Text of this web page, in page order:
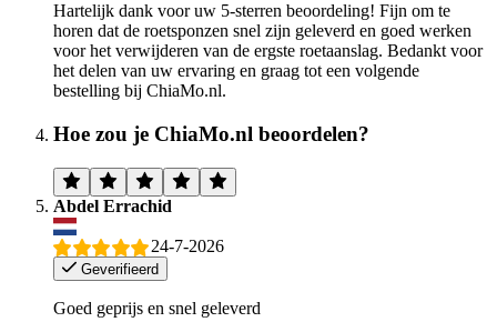
Hartelijk dank voor uw 5-sterren beoordeling! Fijn om te
horen dat de roetsponzen snel zijn geleverd en goed werken
voor het verwijderen van de ergste roetaanslag. Bedankt voor
het delen van uw ervaring en graag tot een volgende
bestelling bij ChiaMo.nl.
Hoe zou je ChiaMo.nl beoordelen?
Abdel Errachid
24-7-2026
Geverifieerd
Goed geprijs en snel geleverd